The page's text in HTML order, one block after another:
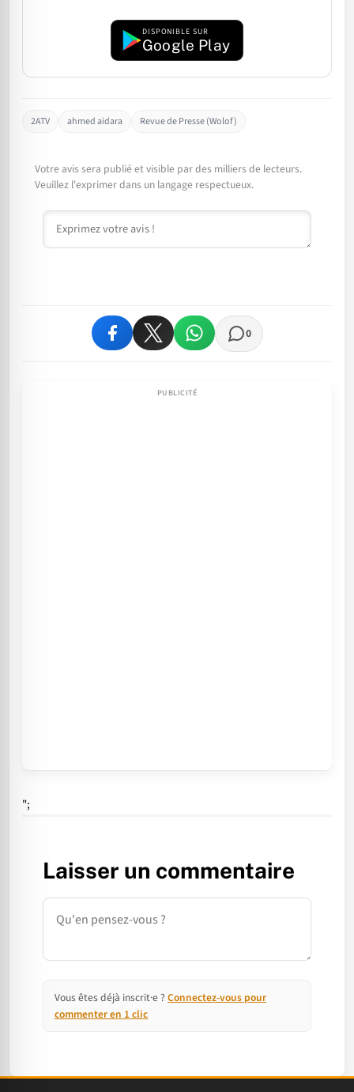
DISPONIBLE SUR
Google Play
2ATV ahmed aidara Revue de Presse (Wolof)
Votre avis sera publié et visible par des milliers de lecteurs.
Veuillez l'exprimer dans un langage respectueux.
Commentaire
0
";
Laisser un commentaire
Commentaire
Vous êtes déjà inscrit·e ? Connectez-vous pour
commenter en 1 clic